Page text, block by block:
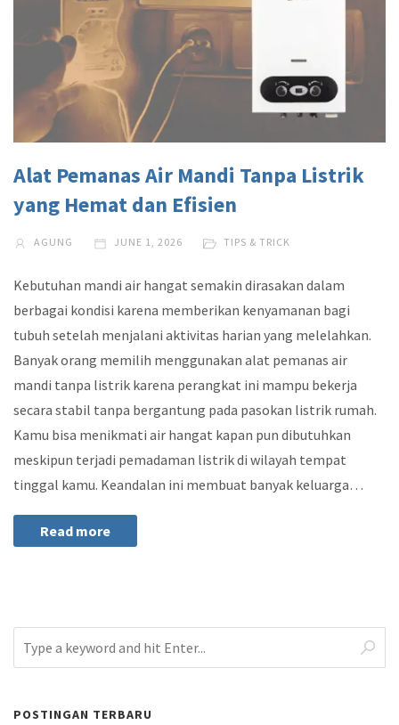
Alat Pemanas Air Mandi Tanpa Listrik
yang Hemat dan Efisien
AGUNG JUNE 1, 2026 TIPS & TRICK
Kebutuhan mandi air hangat semakin dirasakan dalam
berbagai kondisi karena memberikan kenyamanan bagi
tubuh setelah menjalani aktivitas harian yang melelahkan.
Banyak orang memilih menggunakan alat pemanas air
mandi tanpa listrik karena perangkat ini mampu bekerja
secara stabil tanpa bergantung pada pasokan listrik rumah.
Kamu bisa menikmati air hangat kapan pun dibutuhkan
meskipun terjadi pemadaman listrik di wilayah tempat
tinggal kamu. Keandalan ini membuat banyak keluarga…
Read more
POSTINGAN TERBARU